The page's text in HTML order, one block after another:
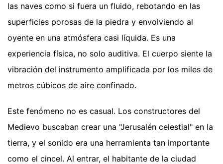
las naves como si fuera un fluido, rebotando en las
superficies porosas de la piedra y envolviendo al
oyente en una atmósfera casi líquida. Es una
experiencia física, no solo auditiva. El cuerpo siente la
vibración del instrumento amplificada por los miles de
metros cúbicos de aire confinado.
Este fenómeno no es casual. Los constructores del
Medievo buscaban crear una "Jerusalén celestial" en la
tierra, y el sonido era una herramienta tan importante
como el cincel. Al entrar, el habitante de la ciudad